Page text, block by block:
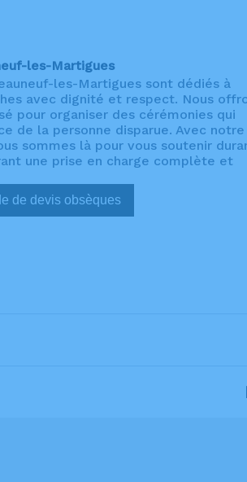
les-Martigues
les-Martigues sont dédiés à
avec dignité et respect. Nous
pour organiser des cérémonies qui
de la personne disparue. Avec notre
sommes là pour vous soutenir
une prise en charge complète et
Demande de devis obsèques